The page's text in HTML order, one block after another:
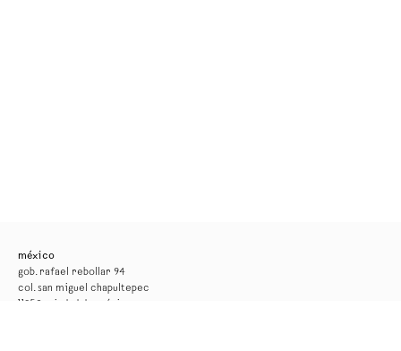
méxico
gob. rafael rebollar 94
col. san miguel chapultepec